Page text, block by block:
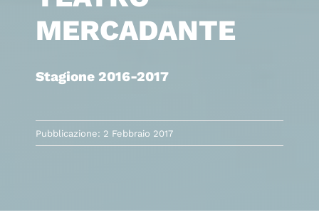
MERCADANTE
Stagione 2016-2017
Pubblicazione: 2 Febbraio 2017